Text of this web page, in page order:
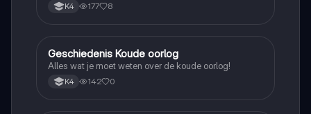
K4 177 8
Geschiedenis
Geschiedenis Koude oorlog
Alles wat je moet weten over de koude oorlog!
K4 142 0